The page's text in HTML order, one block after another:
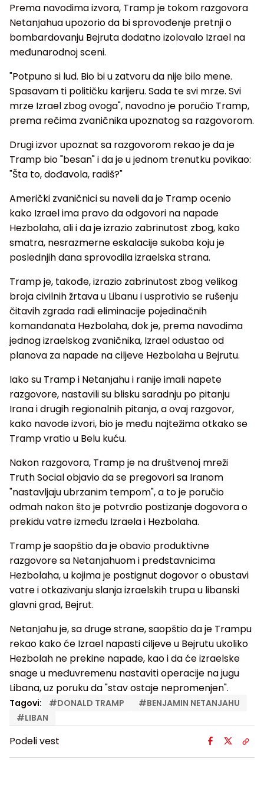
Prema navodima izvora, Tramp je tokom razgovora
Netanјahua upozorio da bi sprovođenje pretnji o
bombardovanju Bejruta dodatno izolovalo Izrael na
međunarodnoj sceni.
"Potpuno si lud. Bio bi u zatvoru da nije bilo mene.
Spasavam ti političku karijeru. Sada te svi mrze. Svi
mrze Izrael zbog ovoga", navodno je poručio Tramp,
prema rečima zvaničnika upoznatog sa razgovorom.
Drugi izvor upoznat sa razgovorom rekao je da je
Tramp bio "besan" i da je u jednom trenutku povikao:
"Šta to, dođavola, radiš?"
Američki zvaničnici su naveli da je Tramp ocenio
kako Izrael ima pravo da odgovori na napade
Hezbolaha, ali i da je izrazio zabrinutost zbog, kako
smatra, nesrazmerne eskalacije sukoba koju je
poslednjih dana sprovodila izraelska strana.
Tramp je, takođe, izrazio zabrinutost zbog velikog
broja civilnih žrtava u Libanu i usprotivio se rušenju
čitavih zgrada radi eliminacije pojedinačnih
komandanata Hezbolaha, dok je, prema navodima
jednog izraelskog zvaničnika, Izrael odustao od
planova za napade na ciljeve Hezbolaha u Bejrutu.
Iako su Tramp i Netanјahu i ranije imali napete
razgovore, nastavili su blisku saradnju po pitanju
Irana i drugih regionalnih pitanja, a ovaj razgovor,
kako navode izvori, bio je među najtežima otkako se
Tramp vratio u Belu kuću.
Nakon razgovora, Tramp je na društvenoj mreži
Truth Social objavio da se pregovori sa Iranom
"nastavljaju ubrzanim tempom", a to je poručio
odmah nakon što je potvrdio postizanje dogovora o
prekidu vatre između Izraela i Hezbolaha.
Tramp je saopštio da je obavio produktivne
razgovore sa Netanјahuom i predstavnicima
Hezbolaha, u kojima je postignut dogovor o obustavi
vatre i otkazivanju slanja izraelskih trupa u libanski
glavni grad, Bejrut.
Netanјahu je, sa druge strane, saopštio da je Trampu
rekao kako će Izrael napasti ciljeve u Bejrutu ukoliko
Hezbolah ne prekine napade, kao i da će izraelske
snage u međuvremenu nastaviti operacije na jugu
Libana, uz poruku da "stav ostaje nepromenjen".
Tagovi: #DONALD TRAMP #BENJAMIN NETANJAHU
#LIBAN
Podeli vest